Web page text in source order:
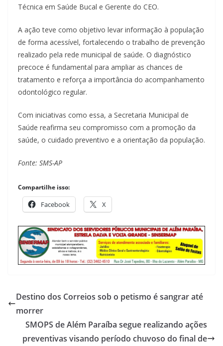
Técnica em Saúde Bucal e Gerente do CEO.
A ação teve como objetivo levar informação à população
de forma acessível, fortalecendo o trabalho de prevenção
realizado pela rede municipal de saúde. O diagnóstico
precoce é fundamental para ampliar as chances de
tratamento e reforça a importância do acompanhamento
odontológico regular.
Com iniciativas como essa, a Secretaria Municipal de
Saúde reafirma seu compromisso com a promoção da
saúde, o cuidado preventivo e a orientação da população.
Fonte: SMS-AP
Compartilhe isso:
Facebook X
Destino dos Correios sob o petismo é sangrar até
morrer
SMOPS de Além Paraíba segue realizando ações
preventivas visando período chuvoso do final de